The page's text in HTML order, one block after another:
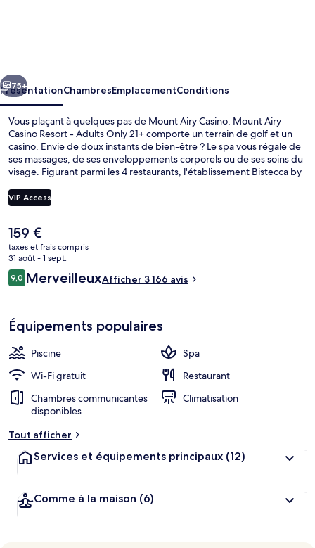
-
Adults
Only
21+
Suivant
75+
PrésentationChambresEmplacementConditions
Vous plaçant à quelques pas de Mount Airy Casino, Mount Airy
Casino Resort - Adults Only 21+ comporte un terrain de golf et un
casino. Envie de doux instants de bien-être ? Le spa vous régale de
ses massages, de ses enveloppements corporels ou de ses soins du
visage. Figurant parmi les 4 restaurants, l'établissement Bistecca by
spécialités Cuisine italienne. Ce complexe touristique de luxe abrite
en outre 3 bars/lounges, une piscine couverte et un bar en bord de
literie de qualité.
VIP Access
Le
prix
actuel
est
de
159 €
taxes et frais compris
31 août - 1 sept.
Avis
voyageurs
9,09,0 sur 10
MerveilleuxAfficher 3 166 avis
Équipements populaires
Piscine
Spa
Wi-Fi gratuit
Restaurant
Chambres communicantes
disponibles
Climatisation
Tout afficher
Services et équipements principaux (12)
Comme à la maison (6)